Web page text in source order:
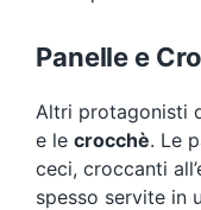
Panelle e
Altri protagonisti
e le crocchè. Le
ceci, croccanti
spesso servite in